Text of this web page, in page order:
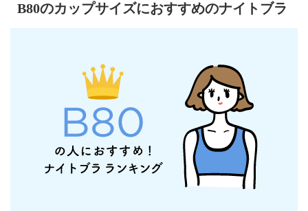
B80のカップサイズにおすすめのナイトブラ